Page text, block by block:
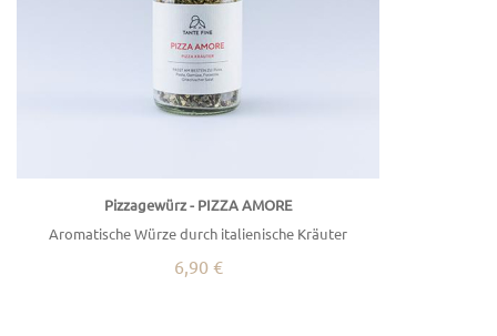
Pizzagewürz - PIZZA AMORE
Aromatische Würze durch italienische Kräuter
6,90 €